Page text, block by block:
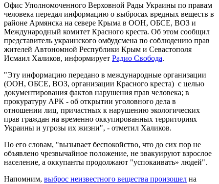
Офис Уполномоченного Верховной Рады Украины по правам
человека передал информацию о выбросах вредных веществ в
районе Армянска на севере Крыма в ООН, ОБСЕ, ВОЗ и
Международный комитет Красного креста. Об этом сообщил
представитель украинского омбудсмена по соблюдению прав
жителей Автономной Республики Крым и Севастополя
Исмаил Халиков, информирует Радио Свобода.
"Эту информацию передано в международные организации
(ООН, ОБСЕ, ВОЗ, организации Красного креста) с целью
документирования фактов нарушения прав человека; в
прокуратуру АРК - об открытии уголовного дела в
отношении лиц, причастных к нарушению экологических
прав граждан на временно оккупированных территориях
Украины и угрозы их жизни", - отметил Халиков.
По его словам, "вызывает беспокойство, что до сих пор не
объявлено чрезвычайное положение, не эвакуируют взрослое
население, а оккупанты продолжают "успокаивать» людей".
Напомним, выброс неизвестного вещества произошел на